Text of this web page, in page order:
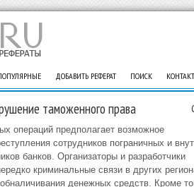
ДОБАВИТЬ РЕФЕРАТ ПОИСК
таможенного права
операций предполагает возможное
сотрудников пограничных и
банков. Организаторы и разработчики
криминальные связи в других
денежных средств. Кроме